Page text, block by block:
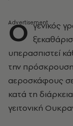
Ο γενικός
υπερασπιστεί
την
αεροσκάφους σε
κατά τη
γειτονική